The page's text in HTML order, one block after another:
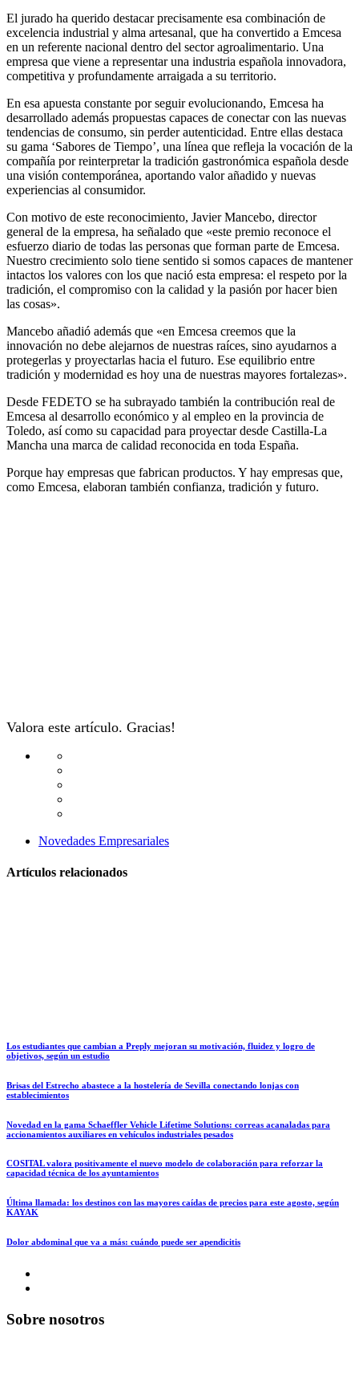
El jurado ha querido destacar precisamente esa combinación de
excelencia industrial y alma artesanal, que ha convertido a Emcesa
en un referente nacional dentro del sector agroalimentario. Una
empresa que viene a representar una industria española innovadora,
competitiva y profundamente arraigada a su territorio.
En esa apuesta constante por seguir evolucionando, Emcesa ha
desarrollado además propuestas capaces de conectar con las nuevas
tendencias de consumo, sin perder autenticidad. Entre ellas destaca
su gama ‘Sabores de Tiempo’, una línea que refleja la vocación de la
compañía por reinterpretar la tradición gastronómica española desde
una visión contemporánea, aportando valor añadido y nuevas
experiencias al consumidor.
Con motivo de este reconocimiento, Javier Mancebo, director
general de la empresa, ha señalado que «este premio reconoce el
esfuerzo diario de todas las personas que forman parte de Emcesa.
Nuestro crecimiento solo tiene sentido si somos capaces de mantener
intactos los valores con los que nació esta empresa: el respeto por la
tradición, el compromiso con la calidad y la pasión por hacer bien
las cosas».
Mancebo añadió además que «en Emcesa creemos que la
innovación no debe alejarnos de nuestras raíces, sino ayudarnos a
protegerlas y proyectarlas hacia el futuro. Ese equilibrio entre
tradición y modernidad es hoy una de nuestras mayores fortalezas».
Desde FEDETO se ha subrayado también la contribución real de
Emcesa al desarrollo económico y al empleo en la provincia de
Toledo, así como su capacidad para proyectar desde Castilla-La
Mancha una marca de calidad reconocida en toda España.
Porque hay empresas que fabrican productos. Y hay empresas que,
como Emcesa, elaboran también confianza, tradición y futuro.
Valora este artículo. Gracias!
Novedades Empresariales
Artículos relacionados
Los estudiantes que cambian a Preply mejoran su motivación, fluidez y logro de
objetivos, según un estudio
Brisas del Estrecho abastece a la hostelería de Sevilla conectando lonjas con
establecimientos
Novedad en la gama Schaeffler Vehicle Lifetime Solutions: correas acanaladas para
accionamientos auxiliares en vehículos industriales pesados
COSITAL valora positivamente el nuevo modelo de colaboración para reforzar la
capacidad técnica de los ayuntamientos
Última llamada: los destinos con las mayores caídas de precios para este agosto, según
KAYAK
Dolor abdominal que va a más: cuándo puede ser apendicitis
Sobre nosotros